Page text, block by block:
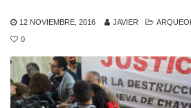
12 NOVIEMBRE, 2016 JAVIER
0